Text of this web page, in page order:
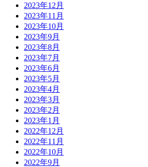
2023年12月
2023年11月
2023年10月
2023年9月
2023年8月
2023年7月
2023年6月
2023年5月
2023年4月
2023年3月
2023年2月
2023年1月
2022年12月
2022年11月
2022年10月
2022年9月